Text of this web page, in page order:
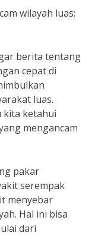
wilayah luas:
berita tentang
cepat di
luas.
kita ketahui
mengancam
pakar
serempak
menyebar
Hal ini bisa
dari